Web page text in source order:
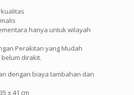
hanya untuk wilayah
Perakitan yang Mudah
dirakit.
dengan biaya tambahan dan
x 41 cm